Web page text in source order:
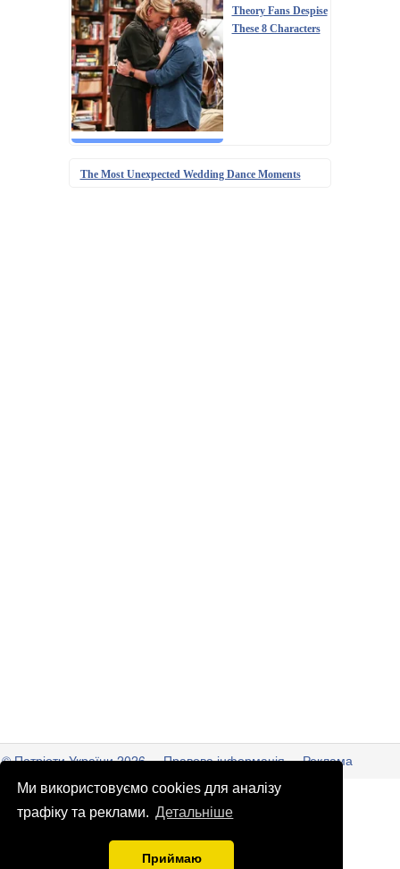
Ми використовуємо cookies для аналізу
трафіку та реклами. Детальніше
Приймаю
Theory Fans Despise
These 8 Characters
The Most Unexpected Wedding Dance Moments
© Патріоти України 2026 Правова інформація
Реклама
info@patrioty.org.ua